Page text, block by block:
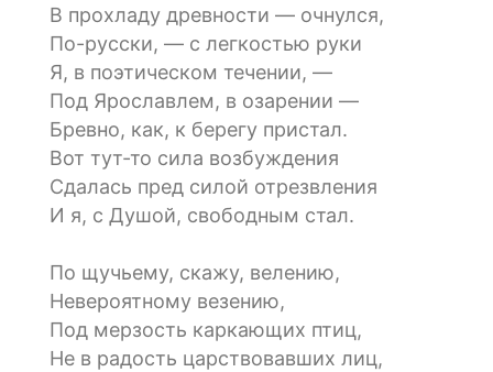
В прохладу древности — очнулся,
По-русски, — с легкостью руки
Я, в поэтическом течении, —
Под Ярославлем, в озарении —
Бревно, как, к берегу пристал.
Вот тут-то сила возбуждения
Сдалась пред силой отрезвления
И я, с Душой, свободным стал.
По щучьему, скажу, велению,
Невероятному везению,
Под мерзость каркающих птиц,
Не в радость царствовавших лиц,